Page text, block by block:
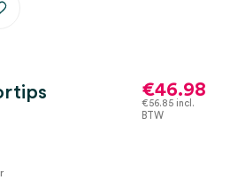
€46.98
€56.85 incl.
BTW